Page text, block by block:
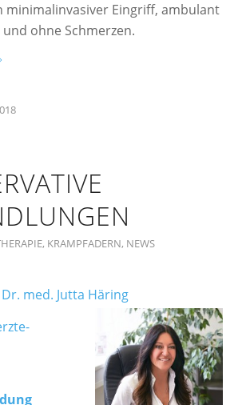
minimalinvasiver Eingriff, ambulant
ohne Schmerzen.
, KRAMPFADERN, NEWS
med. Jutta Häring